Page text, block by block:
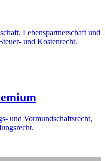
Lebenspartnerschaft und
und Kostenrecht.
und Vormundschaftsrecht,